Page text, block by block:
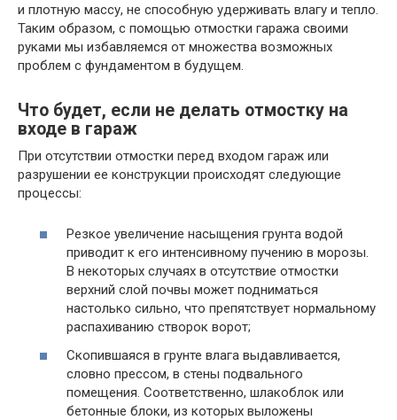
и плотную массу, не способную удерживать влагу и тепло.
Таким образом, с помощью отмостки гаража своими
руками мы избавляемся от множества возможных
проблем с фундаментом в будущем.
Что будет, если не делать отмостку на
входе в гараж
При отсутствии отмостки перед входом гараж или
разрушении ее конструкции происходят следующие
процессы:
Резкое увеличение насыщения грунта водой
приводит к его интенсивному пучению в морозы.
В некоторых случаях в отсутствие отмостки
верхний слой почвы может подниматься
настолько сильно, что препятствует нормальному
распахиванию створок ворот;
Скопившаяся в грунте влага выдавливается,
словно прессом, в стены подвального
помещения. Соответственно, шлакоблок или
бетонные блоки, из которых выложены